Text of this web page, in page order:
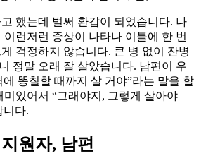
했는데 벌써 환갑이 되었습니다. 나
런저런 증상이 나타나 이틀에 한 번
걱정하지 않습니다. 큰 병 없이 잔병
정말 오래 잘 살았습니다. 남편이 우
똥칠할 때까지 살 거야”라는 말을 할
있어서 “그래야지, 그렇게 살아야
니다.
원자, 남편